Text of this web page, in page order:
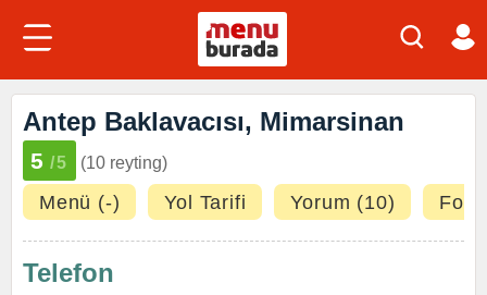
Antep Baklavacısı, Mimarsinan
5 /5 (10 reyting)
Menü (-) Yol Tarifi Yorum (10)
Telefon